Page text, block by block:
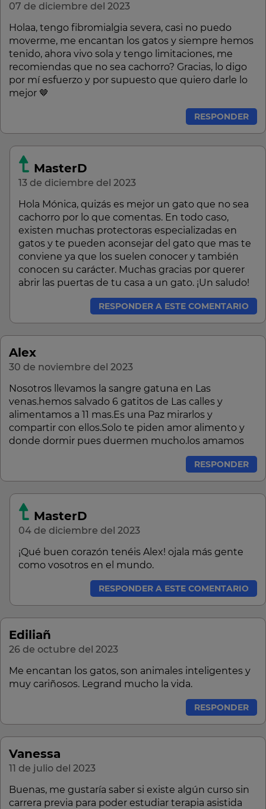
07 de diciembre del 2023
Holaa, tengo fibromialgia severa, casi no puedo
moverme, me encantan los gatos y siempre hemos
tenido, ahora vivo sola y tengo limitaciones, me
recomiendas que no sea cachorro? Gracias, lo digo
por mí esfuerzo y por supuesto que quiero darle lo
mejor 🤎
RESPONDER
MasterD
13 de diciembre del 2023
Hola Mónica, quizás es mejor un gato que no sea
cachorro por lo que comentas. En todo caso,
existen muchas protectoras especializadas en
gatos y te pueden aconsejar del gato que mas te
conviene ya que los suelen conocer y también
conocen su carácter. Muchas gracias por querer
abrir las puertas de tu casa a un gato. ¡Un saludo!
RESPONDER A ESTE COMENTARIO
Alex
30 de noviembre del 2023
Nosotros llevamos la sangre gatuna en Las
venas.hemos salvado 6 gatitos de Las calles y
alimentamos a 11 mas.Es una Paz mirarlos y
compartir con ellos.Solo te piden amor alimento y
donde dormir pues duermen mucho.los amamos
RESPONDER
MasterD
04 de diciembre del 2023
¡Qué buen corazón tenéis Alex! ojala más gente
como vosotros en el mundo.
RESPONDER A ESTE COMENTARIO
Ediliañ
26 de octubre del 2023
Me encantan los gatos, son animales inteligentes y
muy cariñosos. Legrand mucho la vida.
RESPONDER
Vanessa
11 de julio del 2023
Buenas, me gustaría saber si existe algún curso sin
carrera previa para poder estudiar terapia asistida